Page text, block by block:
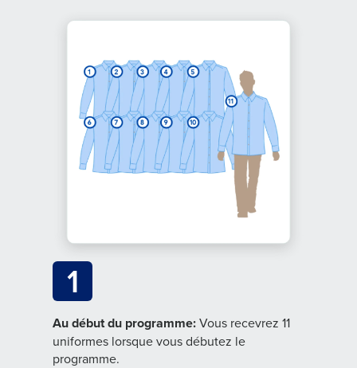
1
Au début du programme:Vous recevrez 11
uniformes lorsque vous débutez le
programme.